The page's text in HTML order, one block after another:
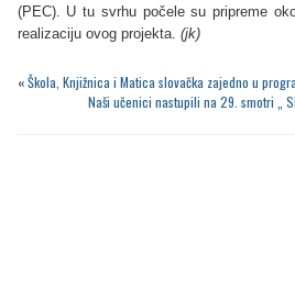
(PEC). U tu svrhu počele su pripreme
realizaciju ovog projekta. (jk)
«Škola, Knjižnica i Matica slovačka zajedno u
Naši učenici nastupili na 29. smotri „